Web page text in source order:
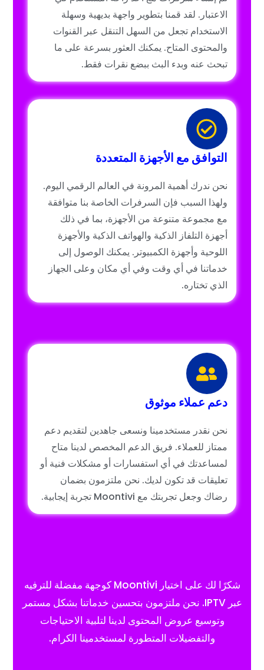
الاعتبار. لقد قمنا بتطوير واجهة بديهية وسهلة
الاستخدام تجعل من السهل التنقل عبر القنوات
والمحتوى المتاح. يمكنك العثور بسرعة على ما
تبحث عنه وبدء البث ببضع نقرات فقط.
التوافق مع الأجهزة المتعددة
نحن ندرك أهمية المرونة في العالم الرقمي اليوم.
ولهذا السبب فإن السرفرات الخاصة بنا متوافقة
مع مجموعة متنوعة من الأجهزة، بما في ذلك
أجهزة التلفاز الذكية والهواتف الذكية والأجهزة
اللوحية وأجهزة الكمبيوتر. يمكنك الوصول إلى
خدماتنا في أي وقت وفي أي مكان وعلى الجهاز
الذي تختاره.
دعم عملاء موثوق
نحن نقدر مستخدمينا ونسعى جاهدين لتقديم دعم
ممتاز للعملاء. فريق الدعم المخصص لدينا متاح
لمساعدتك في أي استفسارات أو مشكلات فنية أو
تعليقات قد تكون لديك. نحن ملتزمون بضمان
رضاك وجعل تجربتك مع Moontivi تجربة إيجابية.
شكرًا لك على اختيار Moontivi كوجهة مفضلة للترفيه
عبر IPTV. نحن ملتزمون بتحسين خدماتنا بشكل مستمر
وتوسيع عروض المحتوى لدينا لتلبية الاحتياجات
والتفضيلات المتطورة لمستخدمينا الكرام.